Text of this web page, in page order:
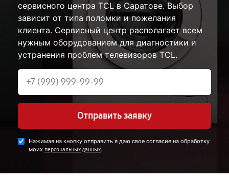
сервисного центра TCL в Саратове. Выбор
зависит от типа поломки и пожелания
клиента. Сервисный центр располагает всем
нужным оборудованием для диагностики и
устранения проблем телевизоров TCL.
Отправить заявку
Нажимая на кнопку отправить я даю свое согласие на обработку
моих персональных данных.